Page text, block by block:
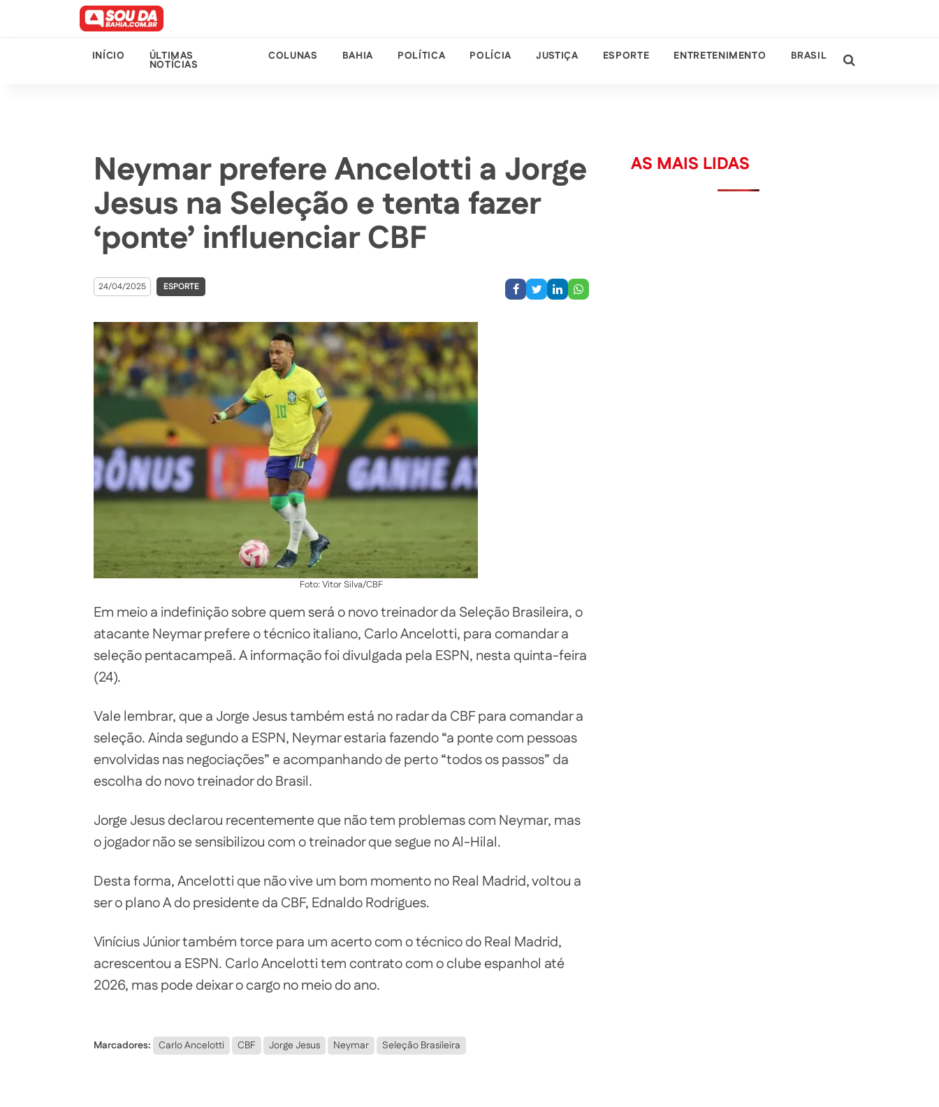
INÍCIO ÚLTIMAS
NOTÍCIAS
COLUNAS BAHIA POLÍTICA POLÍCIA JUSTIÇA ESPORTE ENTRETENIMENTO BRASIL
Neymar prefere Ancelotti a Jorge
Jesus na Seleção e tenta fazer
‘ponte’ influenciar CBF
24/04/2025 ESPORTE
Foto: Vitor Silva/CBF
Em meio a indefinição sobre quem será o novo treinador da Seleção Brasileira, o
atacante Neymar prefere o técnico italiano, Carlo Ancelotti, para comandar a
seleção pentacampeã. A informação foi divulgada pela ESPN, nesta quinta-feira
(24).
Vale lembrar, que a Jorge Jesus também está no radar da CBF para comandar a
seleção. Ainda segundo a ESPN, Neymar estaria fazendo “a ponte com pessoas
envolvidas nas negociações” e acompanhando de perto “todos os passos” da
escolha do novo treinador do Brasil.
Jorge Jesus declarou recentemente que não tem problemas com Neymar, mas
o jogador não se sensibilizou com o treinador que segue no Al-Hilal.
Desta forma, Ancelotti que não vive um bom momento no Real Madrid, voltou a
ser o plano A do presidente da CBF, Ednaldo Rodrigues.
Vinícius Júnior também torce para um acerto com o técnico do Real Madrid,
acrescentou a ESPN. Carlo Ancelotti tem contrato com o clube espanhol até
2026, mas pode deixar o cargo no meio do ano.
Marcadores: Carlo Ancelotti CBF Jorge Jesus Neymar Seleção Brasileira
AS MAIS LIDAS